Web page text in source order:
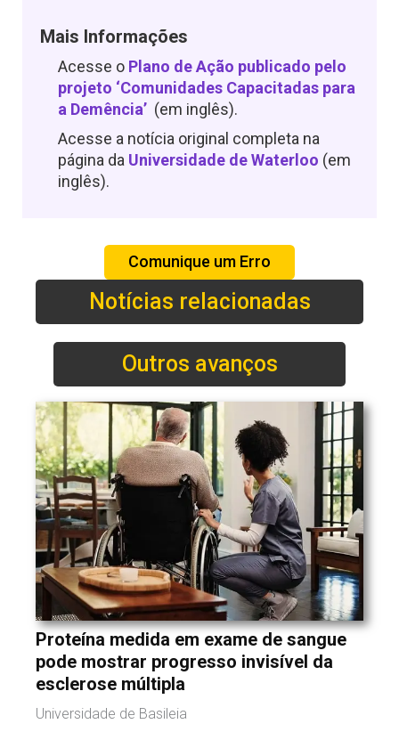
Mais Informações
Acesse o Plano de Ação publicado pelo
projeto ‘Comunidades Capacitadas para
a Demência’ (em inglês).
Acesse a notícia original completa na
página da Universidade de Waterloo (em
inglês).
Comunique um Erro
Notícias relacionadas
Outros avanços
Proteína medida em exame de sangue
pode mostrar progresso invisível da
esclerose múltipla
Universidade de Basileia